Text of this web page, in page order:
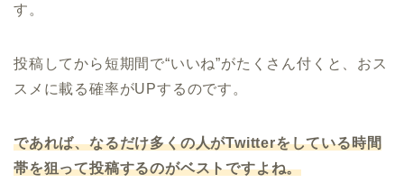
す。
投稿してから短期間で“いいね”がたくさん付くと、おス
スメに載る確率がUPするのです。
であれば、なるだけ多くの人がTwitterをしている時間
帯を狙って投稿するのがベストですよね。